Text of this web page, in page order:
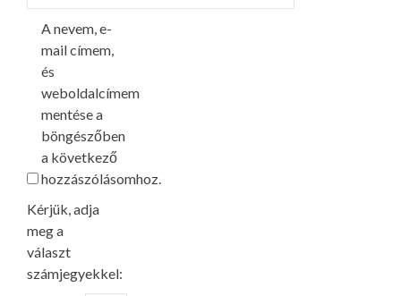
A nevem, e-
mail címem,
és
weboldalcímem
mentése a
böngészőben
a következő
hozzászólásomhoz.
Kérjük, adja
meg a
választ
számjegyekkel: